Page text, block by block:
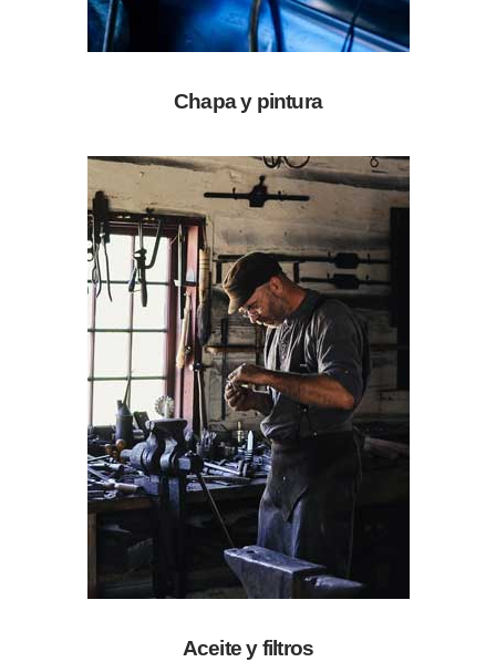
Chapa y pintura
Aceite y filtros